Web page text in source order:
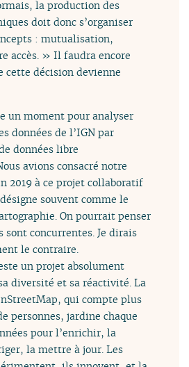
la production des
doit donc s’organiser
: mutualisation,
accès. » Il faudra encore
cette décision devienne
un moment pour analyser
données de l’IGN par
données libre
avions consacré notre
2019 à ce projet collaboratif
souvent comme le
On pourrait penser
sont concurrentes. Je dirais
le contraire.
un projet absolument
diversité et sa réactivité. La
qui compte plus
personnes, jardine chaque
pour l’enrichir, la
la mettre à jour. Les